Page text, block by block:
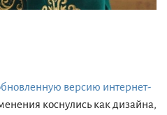
версию интернет-
коснулись как дизайна,